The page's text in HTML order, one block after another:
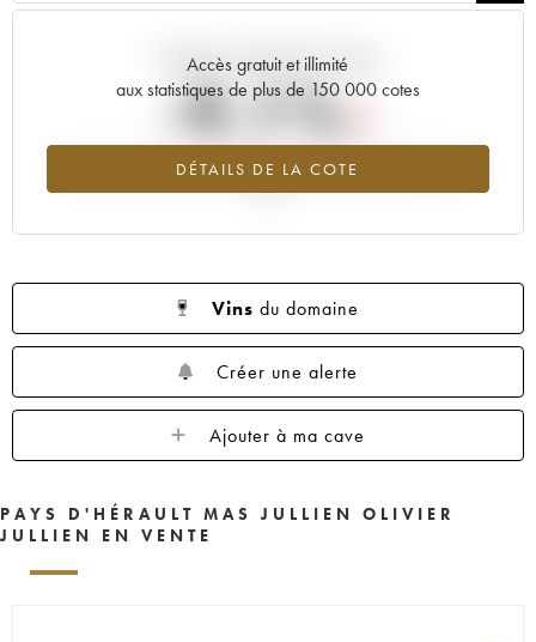
Accès gratuit et illimité
aux statistiques de plus de 150 000 cotes
DÉTAILS DE LA COTE
Tendance actuelle de la cote
-9.1%
Tendance à la baisse du millésime 2015 en 2026 par rapport à
Vins du domaine
Créer une alerte
Ajouter à ma cave
PAYS D'HÉRAULT MAS JULLIEN OLIVIER
JULLIEN EN VENTE